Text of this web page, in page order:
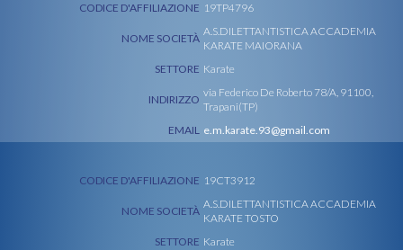
CODICE D'AFFILIAZIONE 19TP4796
NOME SOCIETÀ
A.S.DILETTANTISTICA ACCADEMIA
KARATE MAIORANA
SETTORE Karate
INDIRIZZO
via Federico De Roberto 78/A, 91100,
Trapani(TP)
EMAIL e.m.karate.93@gmail.com
CODICE D'AFFILIAZIONE 19CT3912
NOME SOCIETÀ
A.S.DILETTANTISTICA ACCADEMIA
KARATE TOSTO
SETTORE Karate